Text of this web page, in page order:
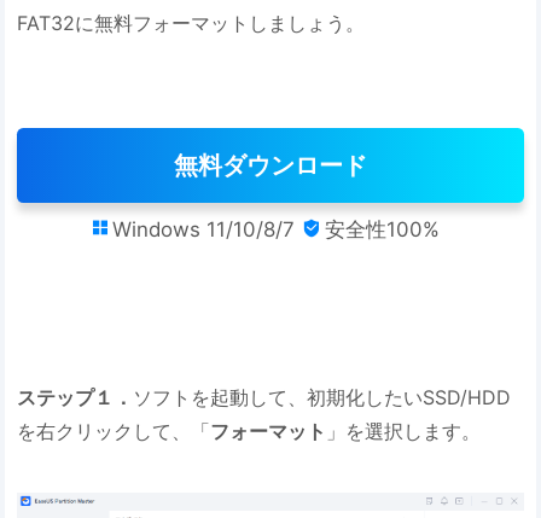
FAT32に無料フォーマットしましょう。
無料ダウンロード
 Windows 11/10/8/7  安全性100%
ステップ１． ソフトを起動して、初期化したいSSD/HDD
を右クリックして、「フォーマット 」を選択します。